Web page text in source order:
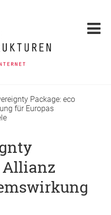
Package: eco
für Europas
Allianz